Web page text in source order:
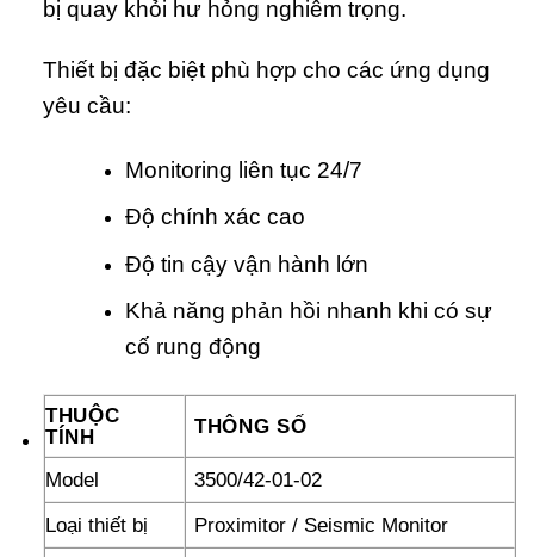
bị quay khỏi hư hỏng nghiêm trọng.
Thiết bị đặc biệt phù hợp cho các ứng dụng
yêu cầu:
Monitoring liên tục 24/7
Độ chính xác cao
Độ tin cậy vận hành lớn
Khả năng phản hồi nhanh khi có sự
cố rung động
THUỘC
TÍNH
THÔNG SỐ
Model
3500/42-01-02
Loại thiết bị
Proximitor / Seismic Monitor